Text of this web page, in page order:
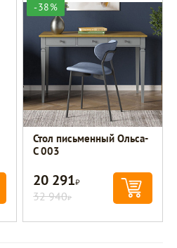
-38%
Стол письменный Ольса-
С 003
20 291Р
32 940Р